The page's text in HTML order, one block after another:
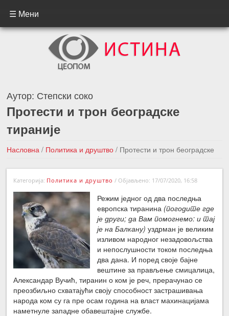
☰ Мени
Аутор: Степски соко
Протести и трон београдске
тираније
Насловна / Политика и друштво / Протести и трон београдске
тираније
←Претходна вест
Следећа вест →
Категорија: Политика и друштво / Објављено: 17/07/2020, 16:58
Режим једног од два последња
европска тиранина (погодите где
је други; да Вам помогнемо: и тај
је на Балкану)уздрман је великим
изливом народног незадовољства
и непослушности током последња
два дана. И поред своје бајне
вештине за прављење смицалица,
Александар Вучић, тиранин о ком је реч, прерачунао се
преозбиљно схватајући своју способност застрашивања
народа ком су га пре осам година на власт махинацијама
наметнуле западне обавештајне службе.